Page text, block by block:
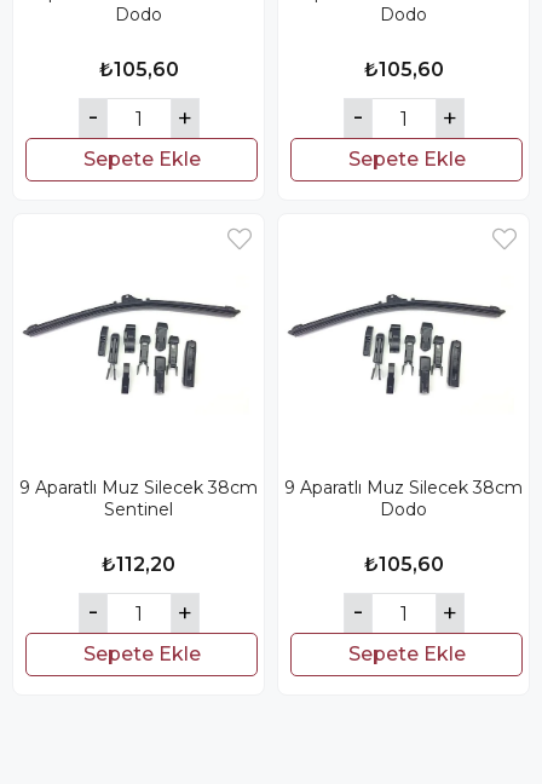
Dodo
₺105,60
Sepete Ekle
Dodo
₺105,60
Sepete Ekle
9 Aparatlı Muz Silecek 38cm
Sentinel
₺112,20
Sepete Ekle
9 Aparatlı Muz Silecek 38cm
Dodo
₺105,60
Sepete Ekle